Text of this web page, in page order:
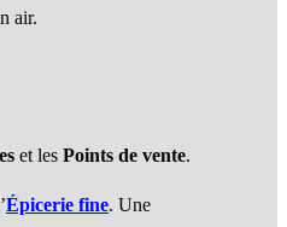
air.
et les Points de vente.
Épicerie fine. Une